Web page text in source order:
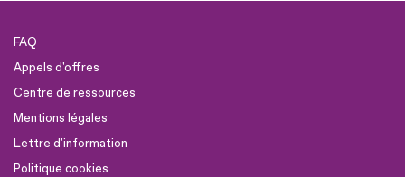
FAQ
Appels d'offres
Centre de ressources
Mentions légales
Lettre d'information
Politique cookies